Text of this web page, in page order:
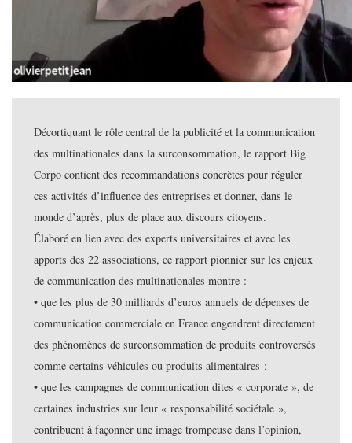
Décortiquant le rôle central de la publicité et la communication
des multinationales dans la surconsommation, le rapport Big
Corpo contient des recommandations concrètes pour réguler
ces activités d’influence des entreprises et donner, dans le
monde d’après, plus de place aux discours citoyens.
Élaboré en lien avec des experts universitaires et avec les
apports des 22 associations, ce rapport pionnier sur les enjeux
de communication des multinationales montre :
• que les plus de 30 milliards d’euros annuels de dépenses de
communication commerciale en France engendrent directement
des phénomènes de surconsommation de produits controversés
comme certains véhicules ou produits alimentaires ;
• que les campagnes de communication dites « corporate », de
certaines industries sur leur « responsabilité sociétale »,
contribuent à façonner une image trompeuse dans l’opinion,